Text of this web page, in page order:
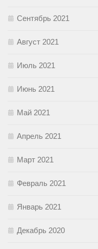
Сентябрь 2021
Август 2021
Июль 2021
Июнь 2021
Май 2021
Апрель 2021
Март 2021
Февраль 2021
Январь 2021
Декабрь 2020